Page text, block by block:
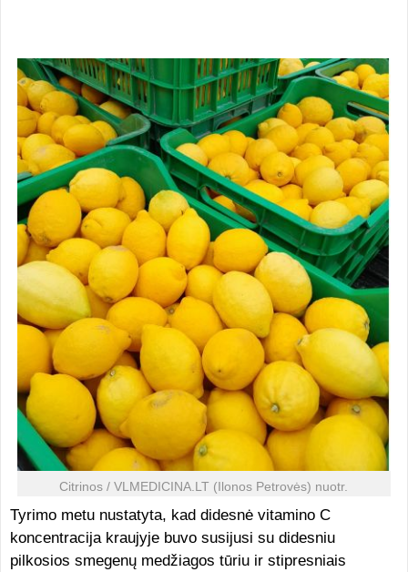
Citrinos / VLMEDICINA.LT (Ilonos Petrovės) nuotr.
Tyrimo metu nustatyta, kad didesnė vitamino C
koncentracija kraujyje buvo susijusi su didesniu
pilkosios smegenų medžiagos tūriu ir stipresniais